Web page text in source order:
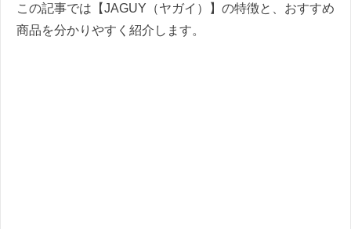
この記事では【JAGUY（ヤガイ）】の特徴と、おすすめ
商品を分かりやすく紹介します。